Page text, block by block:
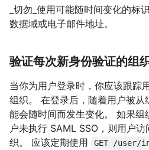
_切勿_使用可能随时间变化的标
数据域或电子邮件地址。
验证每次新身份验证的组
当你为用户登录时，你应该跟踪
组织。 在登录后，随着用户被
能会随时间而发生变化。 如果组
户未执行 SAML SSO，则用户
织。 应该定期使用
GET /user/